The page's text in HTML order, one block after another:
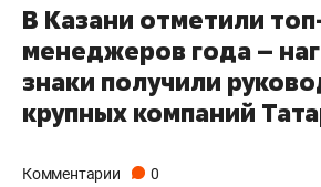
В Казани отметили
менеджеров года –
знаки получили
крупных компаний
Комментарии 0